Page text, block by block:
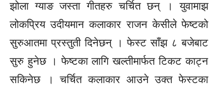
झोला ग्याङ जस्तागीतहरु चर्चित छन् । युवामाझ
लोकप्रिय उदीयमान कलाकार राजन केसीलेफेष्टको
सुरुआतमा प्रस्तुती दिनेछन् । फेस्ट साँझ ८ बजेबाट
सुरु हुनेछ ।फेष्टकालागिखल्तीमार्फतटिकट काट्न
सकिनेछ । चर्चित कलाकार आउने उक्तफेस्टका